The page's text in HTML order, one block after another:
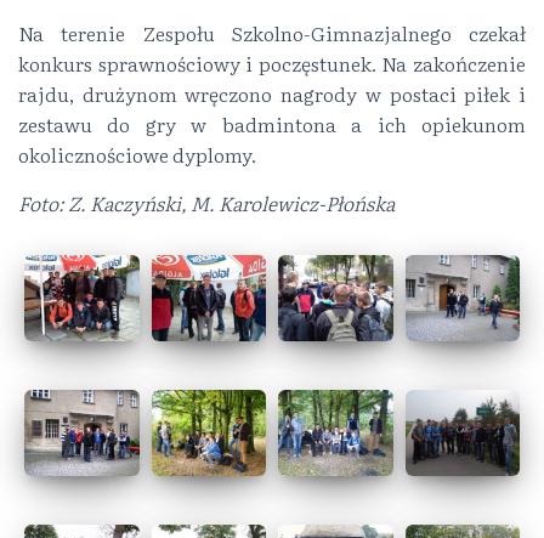
Na terenie Zespołu Szkolno-Gimnazjalnego czekał
konkurs sprawnościowy i poczęstunek. Na zakończenie
rajdu, drużynom wręczono nagrody w postaci piłek i
zestawu do gry w badmintona a ich opiekunom
okolicznościowe dyplomy.
Foto: Z. Kaczyński, M. Karolewicz-Płońska